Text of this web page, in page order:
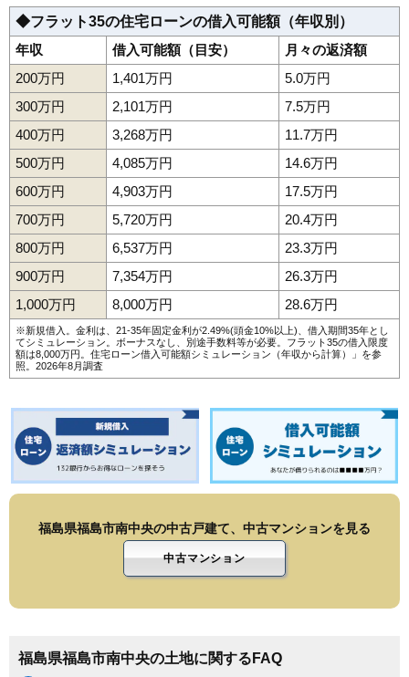
◆フラット35の住宅ローンの借入可能額（年収別）
年収
借入可能額（目安）
月々の返済額
200万円
1,401万円
5.0万円
300万円
2,101万円
7.5万円
400万円
3,268万円
11.7万円
500万円
4,085万円
14.6万円
600万円
4,903万円
17.5万円
700万円
5,720万円
20.4万円
800万円
6,537万円
23.3万円
900万円
7,354万円
26.3万円
1,000万円
8,000万円 28.6万円
※新規借入。金利は、21-35年固定金利が2.49%(頭金10%以上)、借入期間35年とし
てシミュレーション。ボーナスなし、別途手数料等が必要。フラット35の借入限度
額は8,000万円。 住宅ローン借入可能額シミュレーション（年収から計算）
」を参
照。2026年8月調査
福島県福島市南中央の中古戸建て、中古マンションを見る
中古マンション
福島県福島市南中央の土地に関するFAQ